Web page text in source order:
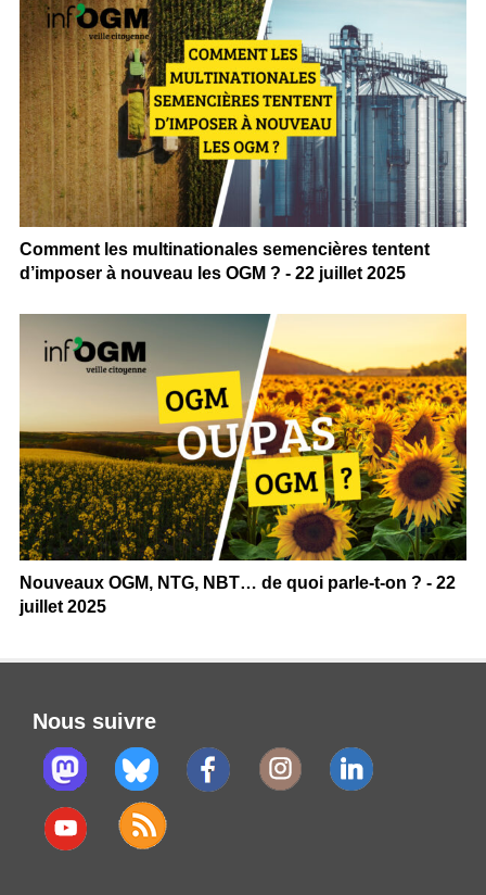
Comment les multinationales semencières tentent
d’imposer à nouveau les OGM ? - 22 juillet 2025
Nouveaux OGM, NTG, NBT… de quoi parle-t-on ? - 22
juillet 2025
Nous suivre